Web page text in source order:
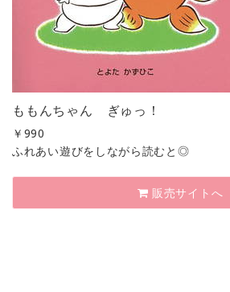
ももんちゃん ぎゅっ！
￥ 990
ふれあい遊びをしながら読むと◎
販売サイトへ